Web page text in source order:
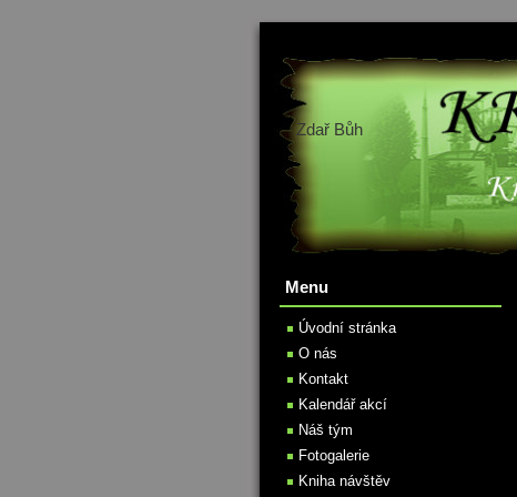
Zdař Bůh
Menu
Úvodní stránka
O nás
Kontakt
Kalendář akcí
Náš tým
Fotogalerie
Kniha návštěv